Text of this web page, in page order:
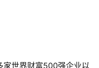
家世界财富500强企业以